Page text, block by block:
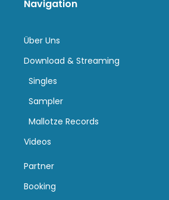
Navigation
Über Uns
Download & Streaming
Singles
Sampler
Mallotze Records
Videos
Partner
Booking